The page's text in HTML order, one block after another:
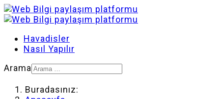
Havadisler
Nasıl Yapılır
Arama
Buradasınız: